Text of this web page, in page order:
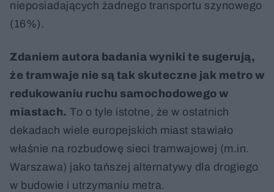
nieposiadających żadnego transportu szynowego
(16%).
Zdaniem autora badania wyniki te sugerują,
że tramwaje nie są tak skuteczne jak metro w
redukowaniu ruchu samochodowego w
miastach. To o tyle istotne, że w ostatnich
dekadach wiele europejskich miast stawiało
właśnie na rozbudowę sieci tramwajowej (m.in.
Warszawa) jako tańszej alternatywy dla drogiego
w budowie i utrzymaniu metra.